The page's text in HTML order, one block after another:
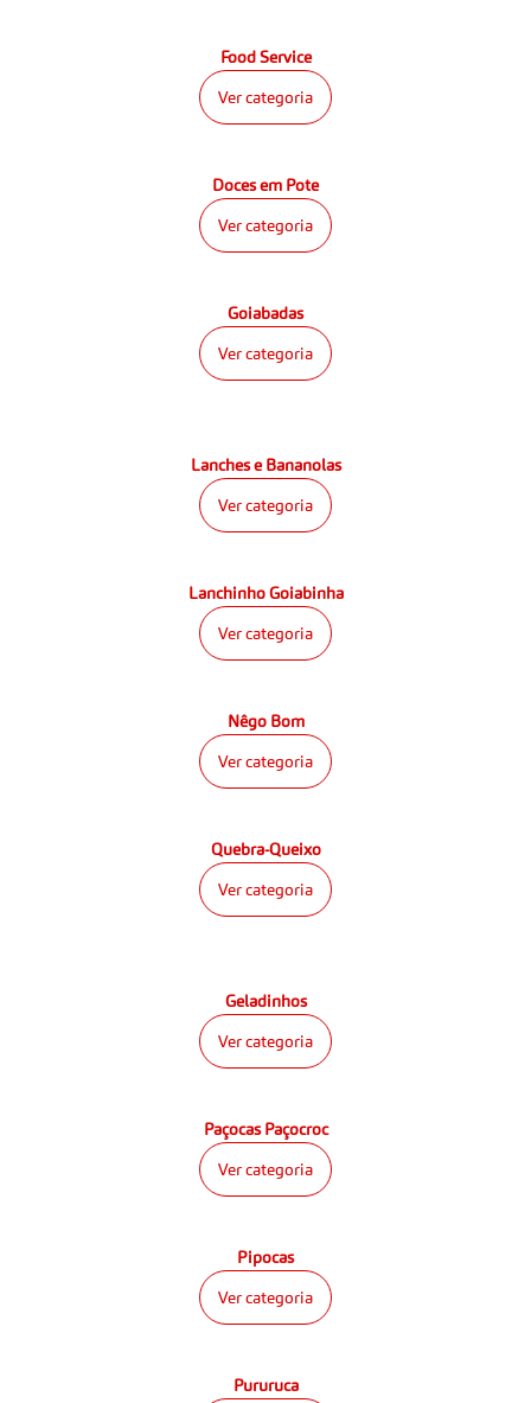
Food Service
Ver categoria
Doces em Pote
Ver categoria
Goiabadas
Ver categoria
Lanches e Bananolas
Ver categoria
Lanchinho Goiabinha
Ver categoria
Nêgo Bom
Ver categoria
Quebra-Queixo
Ver categoria
Geladinhos
Ver categoria
Paçocas Paçocroc
Ver categoria
Pipocas
Ver categoria
Pururuca